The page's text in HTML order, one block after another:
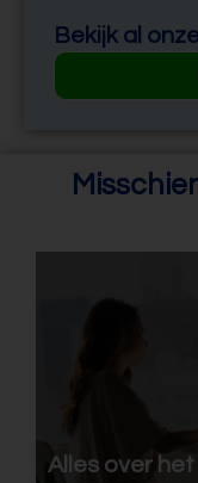
Bekijk al
Alles over